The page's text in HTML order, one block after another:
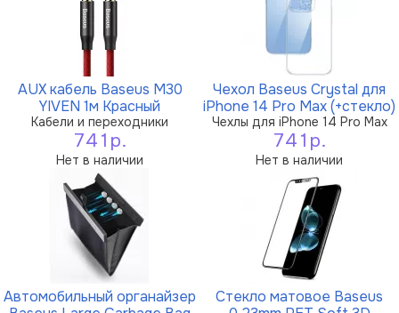
AUX кабель Baseus M30
YIVEN 1м Красный
Кабели и переходники
741р.
Нет в наличии
Чехол Baseus Crystal для
iPhone 14 Pro Max (+стекло)
Чехлы для iPhone 14 Pro Max
741р.
Нет в наличии
Автомобильный органайзер
Стекло матовое Baseus